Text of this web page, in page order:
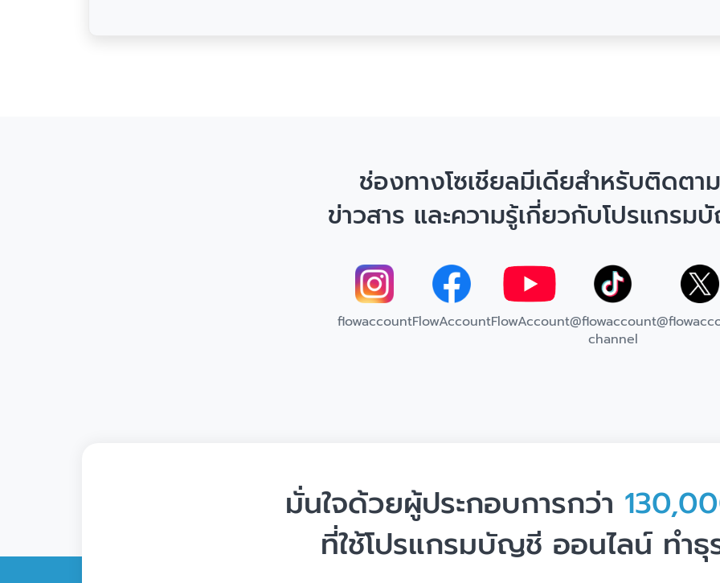
ช่องทางโซเชียลมีเดียสำหรับติดตาม
ข่าวสาร และความรู้เกี่ยวกับโปรแกรม
flowaccountFlowAccountFlowAccount@flowaccount
channel
มั่นใจด้วยผู้ประกอบการกว่า
ที่ใช้โปรแกรมบัญชี ออนไลน์ ทำธุ